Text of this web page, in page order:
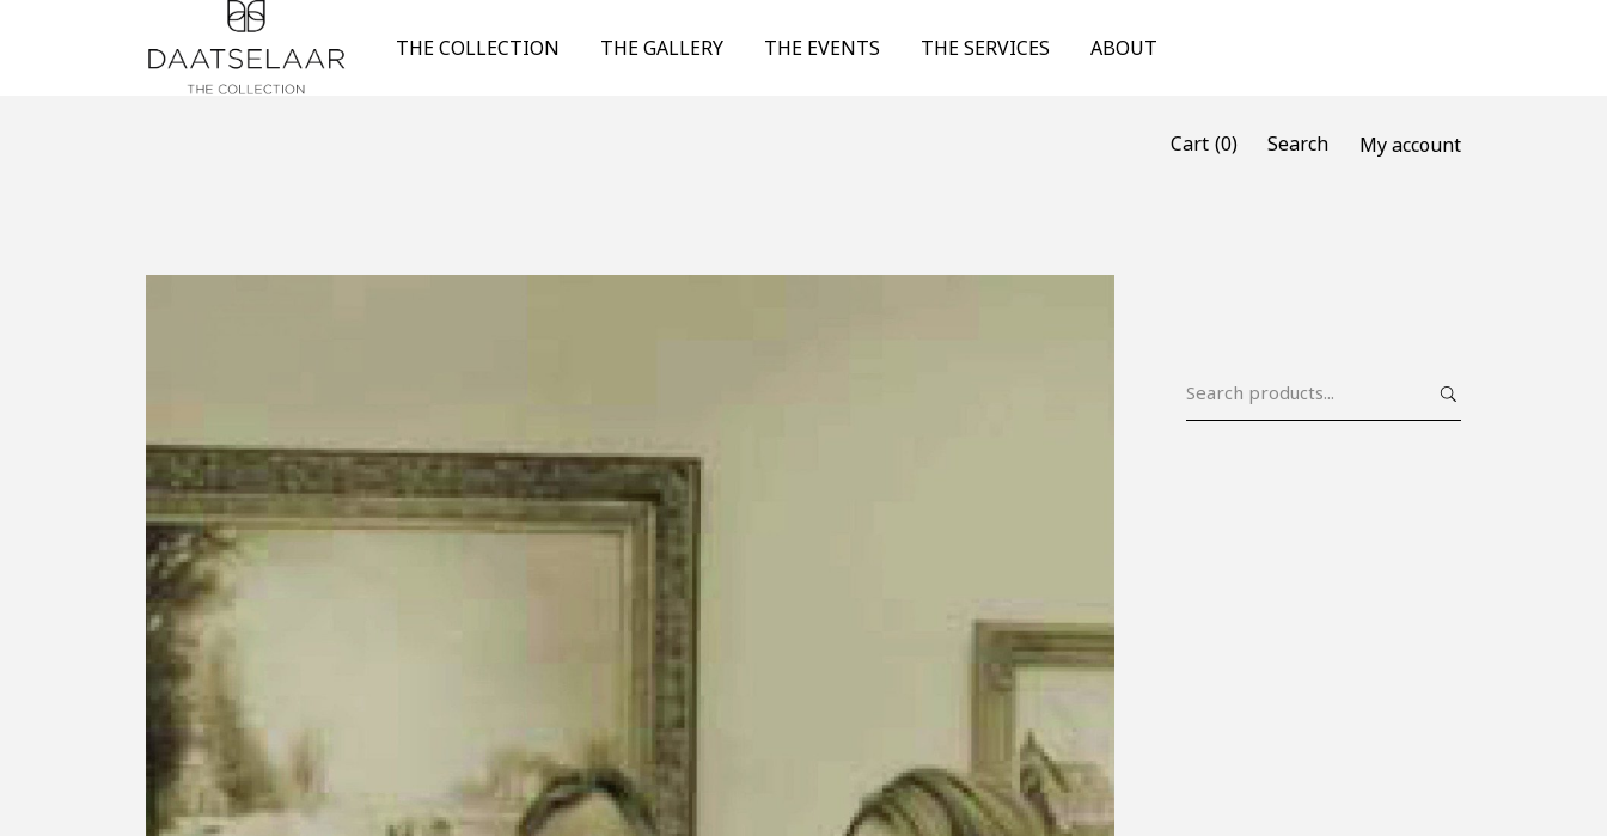
THE COLLECTION THE GALLERY THE EVENTS THE SERVICES ABOUT
Cart (0) Search My account